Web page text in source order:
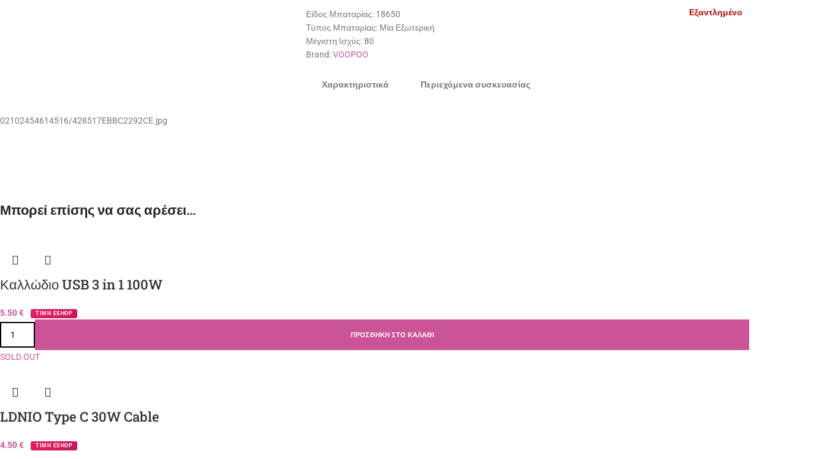
Είδος Μπαταρίας:18650
Τύπος Μπαταρίας:Μία Εξωτερική
Μέγιστη Ισχύς:80
Brand: VOOPOO
Εξαντλημένο
Χαρακτηριστικά Περιεχόμενα συσκευασίας
02102454614516/428517EBBC2292CE.jpg
Μπορεί επίσης να σας αρέσει…
Καλλώδιο USB 3 in 1 100W
5.50€ ΤΙΜΗ ESHOP
ΠΡΟΣΘΉΚΗ ΣΤΟ ΚΑΛΆΘΙ
SOLD OUT
LDNIO Type C 30W Cable
4.50€ ΤΙΜΗ ESHOP